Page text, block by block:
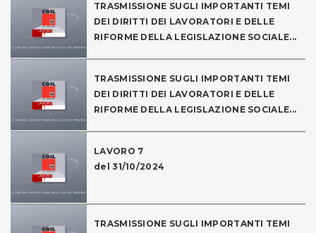
TRASMISSIONE SUGLI IMPORTANTI TEMI
DEI DIRITTI DEI LAVORATORI E DELLE
RIFORME DELLA LEGISLAZIONE SOCIALE...
TRASMISSIONE SUGLI IMPORTANTI TEMI
DEI DIRITTI DEI LAVORATORI E DELLE
RIFORME DELLA LEGISLAZIONE SOCIALE...
LAVORO 7
del 31/10/2024
TRASMISSIONE SUGLI IMPORTANTI TEMI